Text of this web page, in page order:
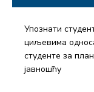
Упознати
циљевима
студенте за
јавношћу